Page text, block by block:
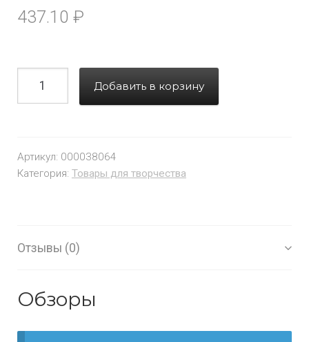
437.10 ₽
Добавить в корзину
Артикул: 000038064
Категория: Товары для творчества
Отзывы (0)
Обзоры